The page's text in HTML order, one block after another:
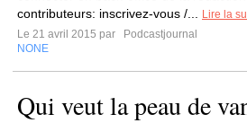
contributeurs: inscrivez-vous /...
Lire la
Le 21 avril 2015 par
Podcastjournal
NONE
Qui veut la peau de